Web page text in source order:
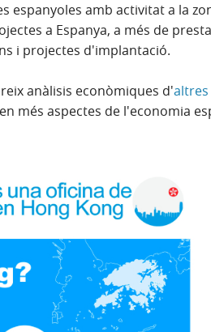
espanyoles amb activitat a la
a Espanya, a més de
i projectes d'implantació.
anàlisis econòmiques d'altres
més aspectes de l'economia
nova)